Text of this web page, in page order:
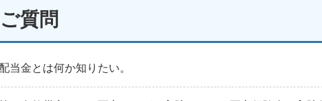
質問
当金とは何か知りたい。